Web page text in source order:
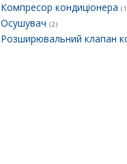
Компресор кондиціонера
Осушувач (2)
Розширювальний клапан